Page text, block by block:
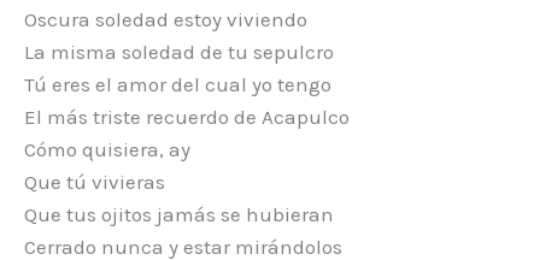
Oscura soledad estoy viviendo
La misma soledad de tu sepulcro
Tú eres el amor del cual yo tengo
El más triste recuerdo de Acapulco
Cómo quisiera, ay
Que tú vivieras
Que tus ojitos jamás se hubieran
Cerrado nunca y estar mirándolos